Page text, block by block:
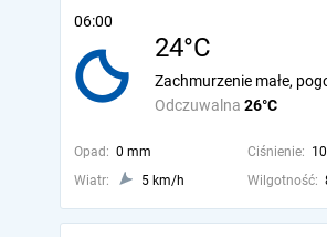
06:00
24°C
Odczuwalna 26°C
Zachmurzenie małe,
Opad: 0 mm Ciśnienie:
Wiatr:
5 km/h Wilgotność: